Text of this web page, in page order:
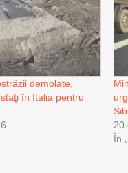
demolate,
în Italia pentru
20
În